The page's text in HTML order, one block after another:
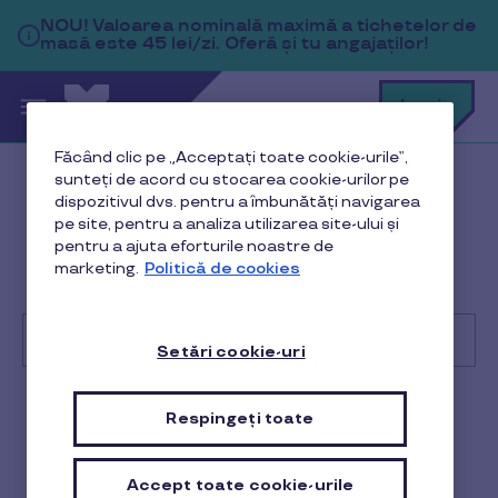
Sari la conținutul principal
Login
Help Center Locație afiliată
Facturi, rambursări și contracte
Exista o suma minima sau maxima de trimitere tichete
putem
ajuta?
Exista o suma minima sau
NOU! Valoarea nominală maximă a tichetelor de
masă este 45 lei/zi. Oferă și tu angajaților!
Făcând clic pe „Acceptați toate cookie-urile”,
sunteți de acord cu stocarea cookie-urilor pe
dispozitivul dvs. pentru a îmbunătăți navigarea
pe site, pentru a analiza utilizarea site-ului și
pentru a ajuta eforturile noastre de
marketing. Politică de cookies
Setări cookie-uri
Respingeți toate
Accept toate cookie-urile